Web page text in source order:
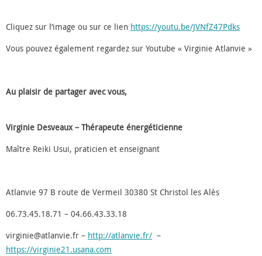
Cliquez sur l’image ou sur ce lien https://youtu.be/JVNfZ47Pdks
Vous pouvez également regardez sur Youtube « Virginie Atlanvie »
Au plaisir de partager avec vous,
Virginie Desveaux – Thérapeute énergéticienne
Maître Reiki Usui, praticien et enseignant
Atlanvie 97 B route de Vermeil 30380 St Christol les Alès
06.73.45.18.71 – 04.66.43.33.18
virginie@atlanvie.fr – http://atlanvie.fr/ –
https://virginie21.usana.com